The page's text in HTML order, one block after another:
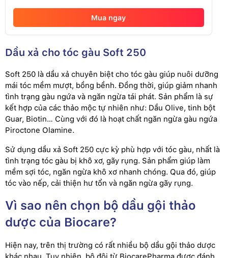
Mua ngay
Dầu xả cho tóc gàu Soft 250
Soft 250 là dầu xả chuyên biệt cho tóc gàu giúp nuôi dưỡng
mái tóc mềm mượt, bồng bềnh. Đồng thời, giúp giảm nhanh
tình trạng gàu ngứa và ngăn ngừa tái phát. Sản phẩm là sự
kết hợp của các thảo mộc tự nhiên như: Dầu Olive, tinh bột
Guar, Biotin… Cùng với đó là hoạt chất ngăn ngừa gàu ngứa
Piroctone Olamine.
Sử dụng dầu xả Soft 250 cực kỳ phù hợp với tóc gàu, nhất là
tình trạng tóc gàu bị khô xơ, gãy rụng. Sản phẩm giúp làm
mềm sợi tóc, ngăn ngừa khô xơ nhanh chóng. Qua đó, giúp
tóc vào nếp, cải thiện hư tổn và ngăn ngừa gãy rụng.
Vì sao nên chọn bộ dầu gội thảo
dược của Biocare?
Hiện nay, trên thị trường có rất nhiều bộ dầu gội thảo dược